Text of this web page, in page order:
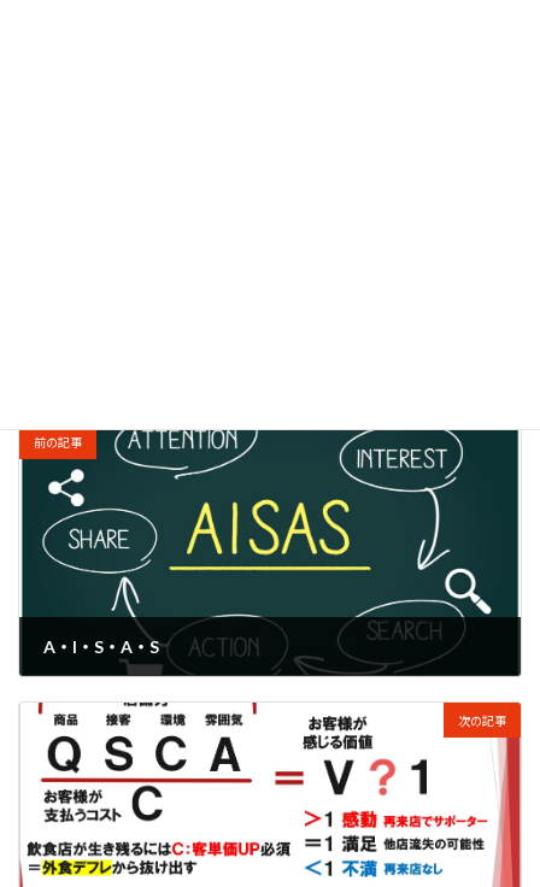
前の記事
A・I・S・A・S
次の記事